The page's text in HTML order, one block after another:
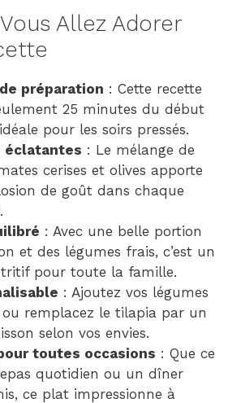
Allez Adorer
préparation : Cette recette
25 minutes du début
pour les soirs pressés.
éclatantes : Le mélange de
cerises et olives apporte
de goût dans chaque
: Avec une belle portion
et des légumes frais, c’est un
pour toute la famille.
: Ajoutez vos légumes
ou remplacez le tilapia par un
selon vos envies.
toutes occasions : Que ce
quotidien ou un dîner
ce plat impressionne à